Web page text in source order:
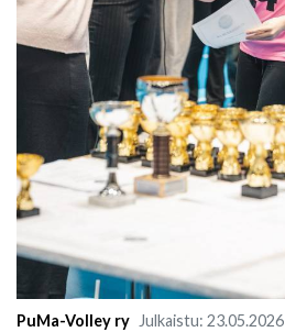
PuMa-Volley ry Julkaistu: 23.05.2026